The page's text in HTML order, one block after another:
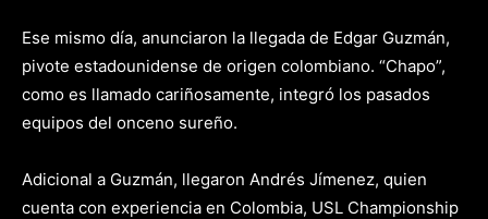
Ese mismo día, anunciaron la llegada de Edgar Guzmán,
pivote estadounidense de origen colombiano. “Chapo”,
como es llamado cariñosamente, integró los pasados
equipos del onceno sureño.
Adicional a Guzmán, llegaron Andrés Jímenez, quien
cuenta con experiencia en Colombia, USL Championship